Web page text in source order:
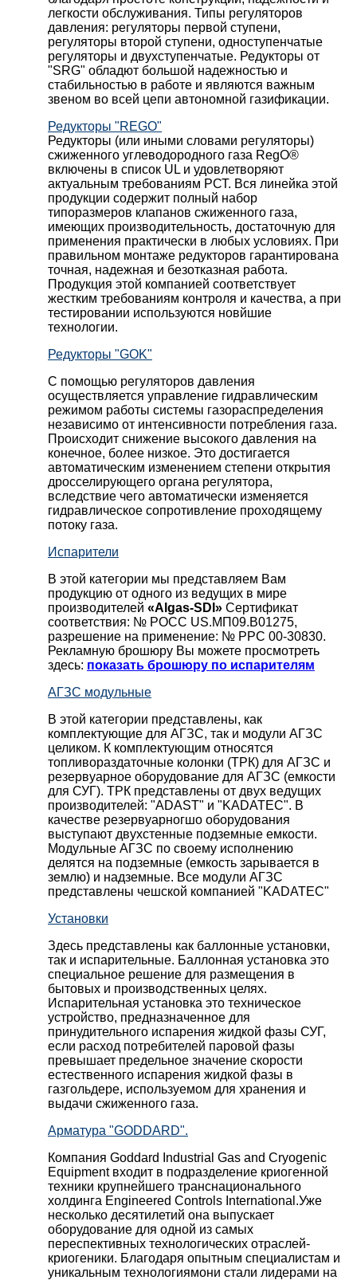
легкости обслуживания. Типы регуляторов
давления: регуляторы первой ступени,
регуляторы второй ступени, одноступенчатые
регуляторы и двухступенчатые. Редукторы от
"SRG" обладют большой надежностью и
стабильностью в работе и являются важным
звеном во всей цепи автономной газификации.
Редукторы "REGO"
Редукторы (или иными словами регуляторы)
сжиженного углеводородного газа RegO®
включены в список UL и удовлетворяют
актуальным требованиям РСТ. Вся линейка этой
продукции содержит полный набор
типоразмеров клапанов сжиженного газа,
имеющих производительность, достаточную для
применения практически в любых условиях. При
правильном монтаже редукторов гарантирована
точная, надежная и безотказная работа.
Продукция этой компанией соответствует
жестким требованиям контроля и качества, а при
тестировании используются новйшие
технологии.
Редукторы "GOK"
С помощью регуляторов давления
осуществляется управление гидравлическим
режимом работы системы газораспределения
независимо от интенсивности потребления газа.
Происходит снижение высокого давления на
конечное, более низкое. Это достигается
автоматическим изменением степени открытия
дросселирующего органа регулятора,
вследствие чего автоматически изменяется
гидравлическое сопротивление проходящему
потоку газа.
Испарители
В этой категории мы представляем Вам
продукцию от одного из ведущих в мире
производителей «Algas-SDI» Сертификат
соответствия: № РОСС US.МП09.В01275,
разрешение на применение: № РРС 00-30830.
Рекламную брошюру Вы можете просмотреть
здесь: показать брошюру по испарителям
АГЗС модульные
В этой категории представлены, как
комплектующие для АГЗС, так и модули АГЗС
целиком. К комплектующим относятся
топливораздаточные колонки (ТРК) для АГЗС и
резервуарное оборудование для АГЗС (емкости
для СУГ). ТРК представлены от двух ведущих
производителей: "ADAST" и "KADATEC". В
качестве резервуарногшо оборудования
выступают двухстенные подземные емкости.
Модульные АГЗС по своему исполнению
делятся на подземные (емкость зарывается в
землю) и надземные. Все модули АГЗС
представлены чешской компанией "KADATEC"
Установки
Здесь представлены как баллонные установки,
так и испарительные. Баллонная установка это
специальное решение для размещения в
бытовых и производственных целях.
Испарительная установка это техническое
устройство, предназначенное для
принудительного испарения жидкой фазы СУГ,
если расход потребителей паровой фазы
превышает предельное значение скорости
естественного испарения жидкой фазы в
газгольдере, используемом для хранения и
выдачи сжиженного газа.
Арматура "GODDARD".
Компания Goddard Industrial Gas and Cryogenic
Equipment входит в подразделение криогенной
техники крупнейшего транснационального
холдинга Engineered Controls International.Уже
несколько десятилетий она выпускает
оборудование для одной из самых
переспективных технологических отраслей-
криогеники. Благодаря опытным специалистам и
уникальным технологиямони стали лидерами на